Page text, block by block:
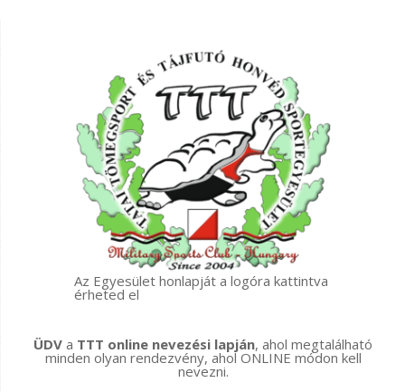
Az Egyesület honlapját a logóra kattintva
érheted el
ÜDV a TTT online nevezési lapján, ahol megtalálható
minden olyan rendezvény, ahol ONLINE módon kell
nevezni.